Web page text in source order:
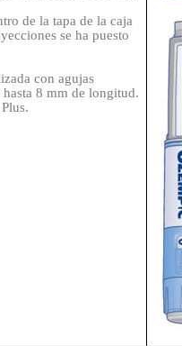
de la tapa de la caja
se ha puesto
con agujas
8 mm de longitud.